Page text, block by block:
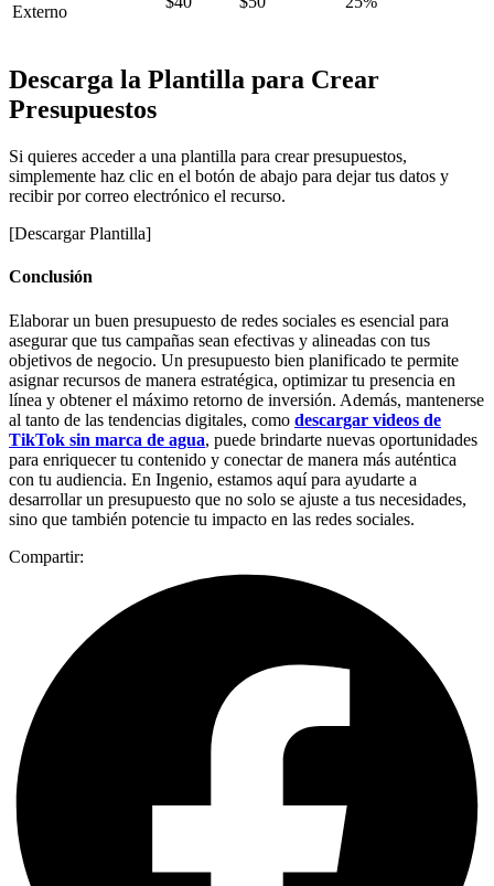
Externo
Descarga la Plantilla para Crear
Presupuestos
Si quieres acceder a una plantilla para crear presupuestos,
simplemente haz clic en el botón de abajo para dejar tus datos y
recibir por correo electrónico el recurso.
[Descargar Plantilla]
Conclusión
Elaborar un buen presupuesto de redes sociales es esencial para
asegurar que tus campañas sean efectivas y alineadas con tus
objetivos de negocio. Un presupuesto bien planificado te permite
asignar recursos de manera estratégica, optimizar tu presencia en
línea y obtener el máximo retorno de inversión. Además, mantenerse
al tanto de las tendencias digitales, como descargar videos de
TikTok sin marca de agua, puede brindarte nuevas oportunidades
para enriquecer tu contenido y conectar de manera más auténtica
con tu audiencia. En Ingenio, estamos aquí para ayudarte a
desarrollar un presupuesto que no solo se ajuste a tus necesidades,
sino que también potencie tu impacto en las redes sociales.
Compartir: